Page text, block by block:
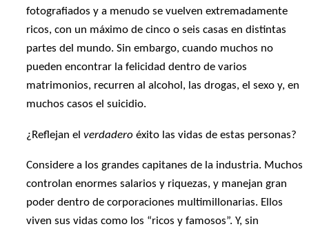
fotografiados y a menudo se vuelven extremadamente
ricos, con un máximo de cinco o seis casas en distintas
partes del mundo. Sin embargo, cuando muchos no
pueden encontrar la felicidad dentro de varios
matrimonios, recurren al alcohol, las drogas, el sexo y, en
muchos casos el suicidio.
¿Reflejan elverdadero éxito las vidas de estas personas?
Considere a los grandes capitanes de la industria. Muchos
controlan enormes salarios y riquezas, y manejan gran
poder dentro de corporaciones multimillonarias. Ellos
viven sus vidas como los “ricos y famosos”. Y, sin